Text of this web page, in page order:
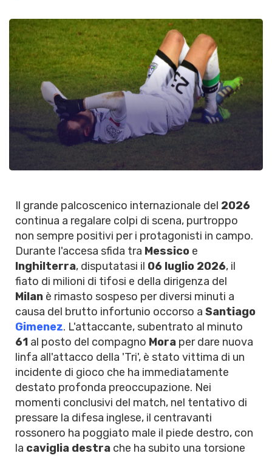
Il grande palcoscenico internazionale del 2026
continua a regalare colpi di scena, purtroppo
non sempre positivi per i protagonisti in campo.
Durante l'accesa sfida tra Messico e
Inghilterra, disputatasi il 06 luglio 2026, il
fiato di milioni di tifosi e della dirigenza del
Milan è rimasto sospeso per diversi minuti a
causa del brutto infortunio occorso a Santiago
Gimenez. L'attaccante, subentrato al minuto
61 al posto del compagno Mora per dare nuova
linfa all'attacco della 'Tri', è stato vittima di un
incidente di gioco che ha immediatamente
destato profonda preoccupazione. Nei
momenti conclusivi del match, nel tentativo di
pressare la difesa inglese, il centravanti
rossonero ha poggiato male il piede destro, con
la caviglia destra che ha subito una torsione